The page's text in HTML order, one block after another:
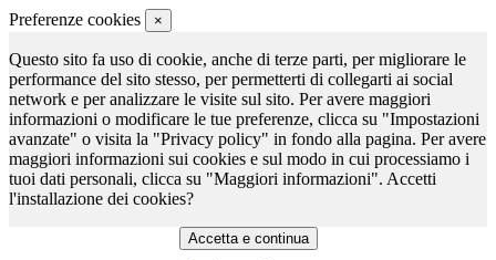
Preferenze cookies ×
Questo sito fa uso di cookie, anche di terze parti, per migliorare le
performance del sito stesso, per permetterti di collegarti ai social
network e per analizzare le visite sul sito. Per avere maggiori
informazioni o modificare le tue preferenze, clicca su "Impostazioni
avanzate" o visita la "Privacy policy" in fondo alla pagina. Per avere
maggiori informazioni sui cookies e sul modo in cui processiamo i
tuoi dati personali, clicca su "Maggiori informazioni". Accetti
l'installazione dei cookies?